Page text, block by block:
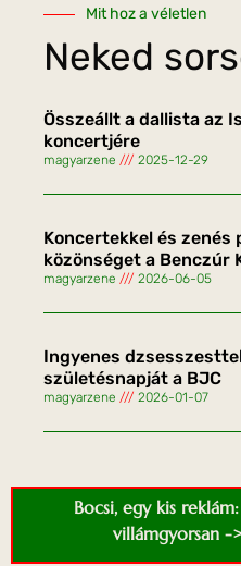
Mit hoz a véletlen
Neked
Összeállt a dallista az
koncertjére
magyarzene 2025-12-29
Koncertekkel és zenés
közönséget a Benczúr
magyarzene 2026-06-05
Ingyenes
születésnapját a BJC
magyarzene 2026-01-07
Bocsi, egy kis
villámgyorsan -